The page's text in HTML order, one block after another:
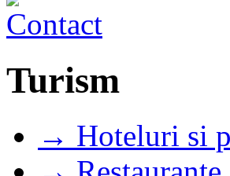
Turism
→ Hoteluri si